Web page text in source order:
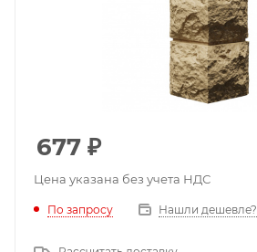
677 ₽
Цена указана без учета НДС
По запросу Нашли дешевле?